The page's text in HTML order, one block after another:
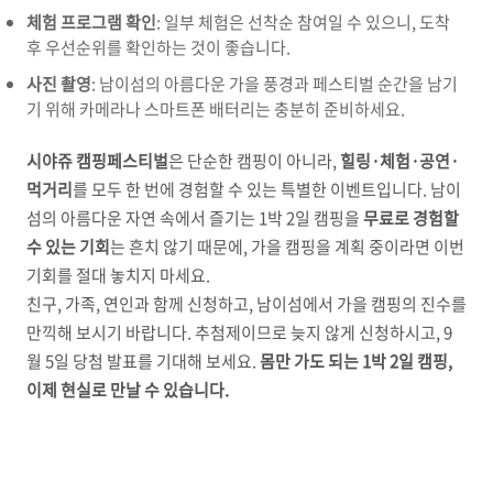
체험 프로그램 확인: 일부 체험은 선착순 참여일 수 있으니, 도착
후 우선순위를 확인하는 것이 좋습니다.
사진 촬영: 남이섬의 아름다운 가을 풍경과 페스티벌 순간을 남기
기 위해 카메라나 스마트폰 배터리는 충분히 준비하세요.
시야쥬 캠핑페스티벌은 단순한 캠핑이 아니라, 힐링·체험·공연·
먹거리를 모두 한 번에 경험할 수 있는 특별한 이벤트입니다. 남이
섬의 아름다운 자연 속에서 즐기는 1박 2일 캠핑을무료로 경험할
수 있는 기회는 흔치 않기 때문에, 가을 캠핑을 계획 중이라면 이번
기회를 절대 놓치지 마세요.
친구, 가족, 연인과 함께 신청하고, 남이섬에서 가을 캠핑의 진수를
만끽해 보시기 바랍니다. 추첨제이므로 늦지 않게 신청하시고, 9
월 5일 당첨 발표를 기대해 보세요.몸만 가도 되는 1박 2일 캠핑,
이제 현실로 만날 수 있습니다.